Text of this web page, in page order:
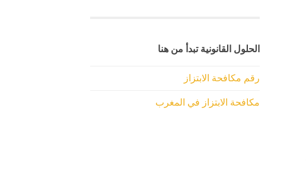
الحلول القانونية تبدأ من هنا
رقم مكافحة الابتزاز
مكافحة الابتزاز في المغرب